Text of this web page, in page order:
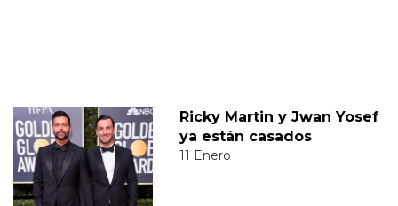
Ricky Martin y Jwan Yosef
ya están casados
11 Enero